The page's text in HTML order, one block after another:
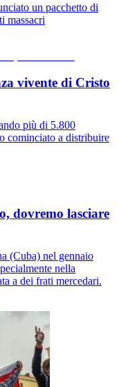
un pacchetto di
massacri
vivente di Cristo
più di 5.800
cominciato a distribuire
dovremo lasciare
(Cuba) nel gennaio
nella
a dei frati mercedari.